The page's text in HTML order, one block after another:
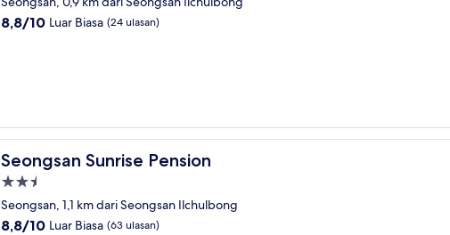
2.5
8.8
8,8/10 Luar Biasa (24 ulasan)
Seongsan Sunrise Pension
Seongsan Sunrise Pension
Properti
bintang
2.5
Seongsan, 1,1 km dari Seongsan Ilchulbong
8.8
8,8/10 Luar Biasa (63 ulasan)